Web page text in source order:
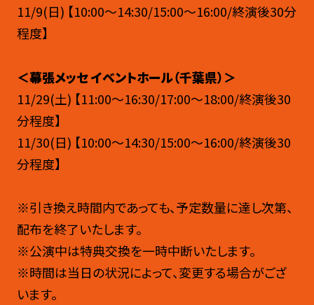
11/9(日) 【10:00～14:30/15:00～16:00/終演後30分
程度】
＜幕張メッセ イベントホール（千葉県）＞
11/29(土) 【11:00～16:30/17:00～18:00/終演後30
分程度】
11/30(日) 【10:00～14:30/15:00～16:00/終演後30
分程度】
※引き換え時間内であっても、予定数量に達し次第、
配布を終了いたします。
※公演中は特典交換を一時中断いたします。
※時間は当日の状況によって、変更する場合がござ
います。